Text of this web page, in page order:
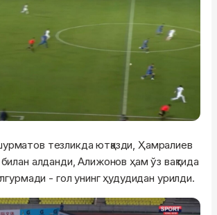
тезликда ютқазди, Ҳамралиев
билан алданди, Алижонов ҳам ўз вақтида
- гол унинг ҳудудидан урилди.